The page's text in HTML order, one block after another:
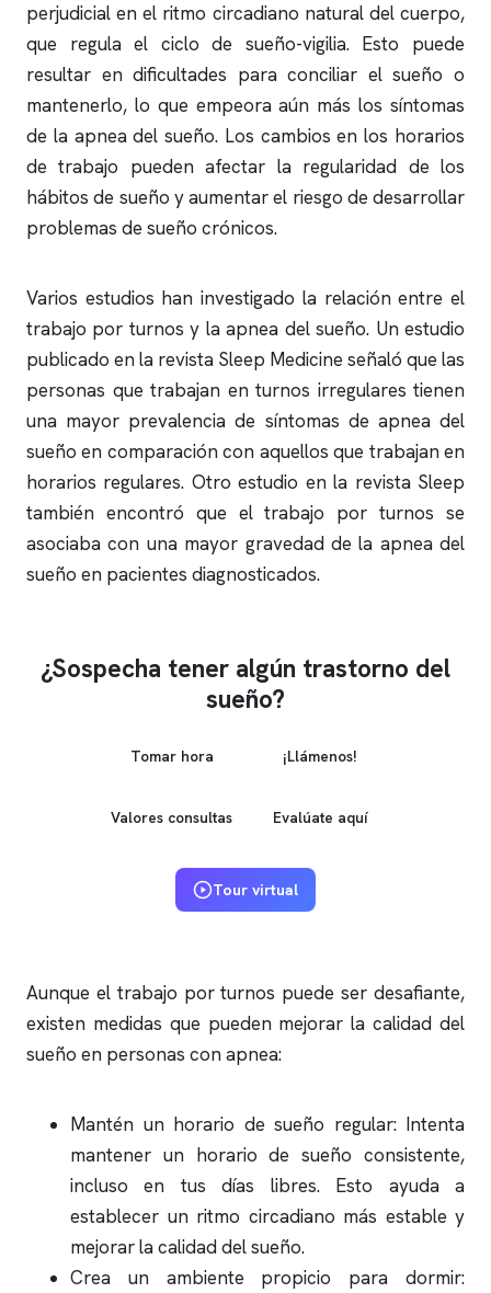
perjudicial en el ritmo circadiano natural del cuerpo,
que regula el ciclo de sueño-vigilia. Esto puede
resultar en dificultades para conciliar el sueño o
mantenerlo, lo que empeora aún más los síntomas
de la apnea del sueño. Los cambios en los horarios
de trabajo pueden afectar la regularidad de los
hábitos de sueño y aumentar el riesgo de desarrollar
problemas de sueño crónicos.
Varios estudios han investigado la relación entre el
trabajo por turnos y laapnea del sueño. Un estudio
publicado en la revista Sleep Medicine señaló que las
personas que trabajan en turnos irregulares tienen
una mayor prevalencia de síntomas de apnea del
sueño en comparación con aquellos que trabajan en
horarios regulares. Otro estudio en la revista Sleep
también encontró que el trabajo por turnos se
asociaba con una mayor gravedad de la apnea del
sueño en pacientes diagnosticados.
¿Sospecha tener algún trastorno del
sueño?
Tomar hora ¡Llámenos!
Valores consultas Evalúate aquí
Tour virtual
Aunque el trabajo por turnos puede ser desafiante,
existen medidas que pueden mejorar la calidad del
sueño en personas conapnea:
Mantén un horario de sueño regular: Intenta
mantener un horario de sueño consistente,
incluso en tus días libres. Esto ayuda a
establecer un ritmo circadiano más estable y
mejorar la calidad del sueño.
Crea un ambiente propicio para dormir: